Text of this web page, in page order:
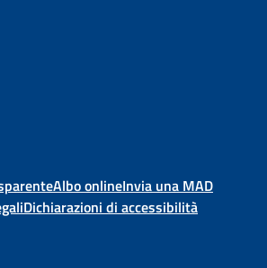
Albo onlineInvia una MAD
Dichiarazioni di accessibilità